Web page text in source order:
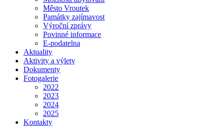
Město Vroutek
Památky zajímavost
Výroční zprávy
Povinné informace
E-podatelna
Aktuality
Aktivity a výlety
Dokumenty
Fotogalerie
2022
2023
2024
2025
Kontakty